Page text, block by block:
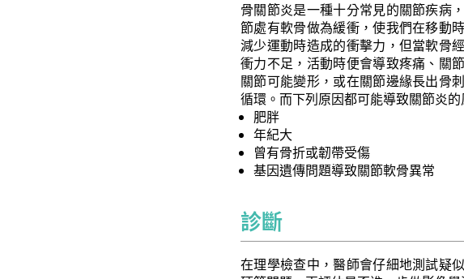
骨關節炎是一種十分常見的關節疾病
節處有軟骨做為緩衝，使我們在移動
減少運動時造成的衝擊力，但當軟骨
衝力不足，活動時便會導致疼痛、關
關節可能變形，或在關節邊緣長出骨
循環。而下列原因都可能導致關節炎的
肥胖
年紀大
曾有骨折或韌帶受傷
基因遺傳問題導致關節軟骨異常
診斷
在理學檢查中，醫師會仔細地測試疑